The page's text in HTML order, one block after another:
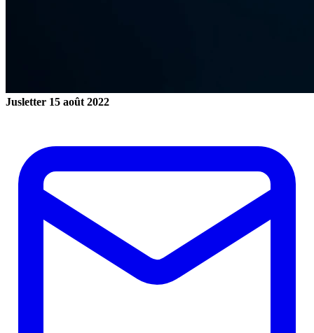
Jusletter 15 août 2022